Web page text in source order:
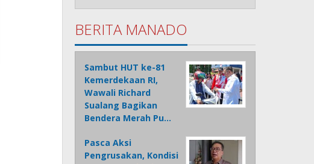
BERITA MANADO
Sambut HUT ke-81
Kemerdekaan RI,
Wawali Richard
Sualang Bagikan
Bendera Merah Pu…
Pasca Aksi
Pengrusakan, Kondisi